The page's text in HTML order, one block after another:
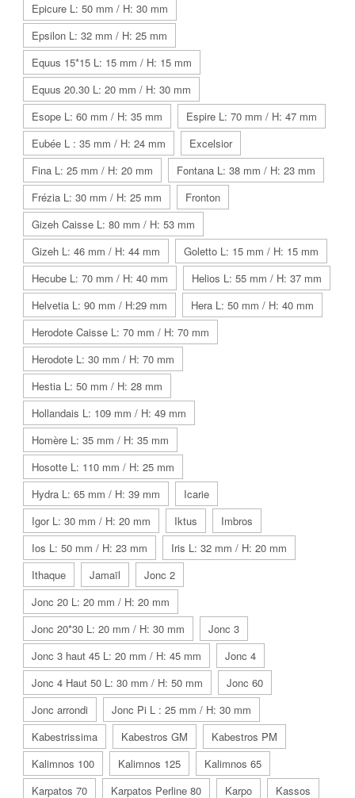
Epicure L: 50 mm / H: 30 mm
Epsilon L: 32 mm / H: 25 mm
Equus 15*15 L: 15 mm / H: 15 mm
Equus 20.30 L: 20 mm / H: 30 mm
Esope L: 60 mm / H: 35 mm
Espire L: 70 mm / H: 47 mm
Eubée L : 35 mm / H: 24 mm
Excelsior
Fina L: 25 mm / H: 20 mm
Fontana L: 38 mm / H: 23 mm
Frézia L: 30 mm / H: 25 mm
Fronton
Gizeh Caisse L: 80 mm / H: 53 mm
Gizeh L: 46 mm / H: 44 mm
Goletto L: 15 mm / H: 15 mm
Hecube L: 70 mm / H: 40 mm
Helios L: 55 mm / H: 37 mm
Helvetia L: 90 mm / H:29 mm
Hera L: 50 mm / H: 40 mm
Herodote Caisse L: 70 mm / H: 70 mm
Herodote L: 30 mm / H: 70 mm
Hestia L: 50 mm / H: 28 mm
Hollandais L: 109 mm / H: 49 mm
Homère L: 35 mm / H: 35 mm
Hosotte L: 110 mm / H: 25 mm
Hydra L: 65 mm / H: 39 mm
Icarie
Igor L: 30 mm / H: 20 mm
Iktus
Imbros
Ios L: 50 mm / H: 23 mm
Iris L: 32 mm / H: 20 mm
Ithaque
Jamaïl
Jonc 2
Jonc 20 L: 20 mm / H: 20 mm
Jonc 20*30 L: 20 mm / H: 30 mm
Jonc 3
Jonc 3 haut 45 L: 20 mm / H: 45 mm
Jonc 4
Jonc 4 Haut 50 L: 30 mm / H: 50 mm
Jonc 60
Jonc arrondi
Jonc Pi L : 25 mm / H: 30 mm
Kabestrissima
Kabestros GM
Kabestros PM
Kalimnos 100
Kalimnos 125
Kalimnos 65
Karpatos 70
Karpatos Perline 80 Karpo Kassos